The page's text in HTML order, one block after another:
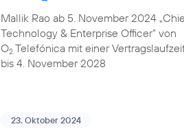
Mallik Rao ab 5. November 2024
Technology & Enterprise Officer” von
O2Telefónica mit einer
bis 4. November 2028
23. Oktober 2024